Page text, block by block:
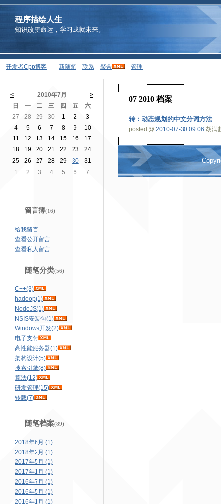
程序描绘人生
知识改变命运，学习成就未来。
开发者Cpp博客 新随笔 联系 聚合 管理
< 2010年7月
>
日
一 二 三 四 五
六
27
28 29 30 1 2
3
4
5 6 7 8 9
10
11
12 13 14 15 16
17
18
19 20 21 22 23
24
25
26 27 28 29 30
31
1
2 3 4 5 6 7
留言簿(16)
给我留言
查看公开留言
查看私人留言
随笔分类(56)
C++(3)
hadoop(1)
NodeJS(1)
NSIS安装包(1)
Windows开发(2)
电子支付
高性能服务器(1)
架构设计(5)
搜索引擎(8)
算法(12)
研发管理(15)
转载(7)
随笔档案(89)
2018年6月 (1)
2018年2月 (1)
2017年5月 (1)
2017年1月 (1)
2016年7月 (1)
2016年5月 (1)
2016年1月 (1)
07 2010 档案
转：动态规划的中文分词方法
posted @ 2010-07-30 09:06 胡满